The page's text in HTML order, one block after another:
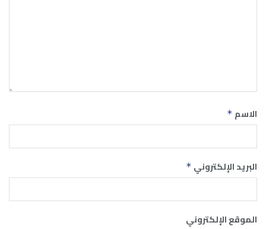
الاسم *
البريد الإلكتروني *
الموقع الإلكتروني